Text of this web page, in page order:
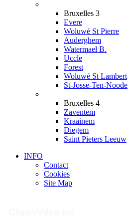
Bruxelles 3
Evere
Woluwé St Pierre
Auderghem
Watermael B.
Uccle
Forest
Woluwé St Lambert
St-Josse-Ten-Noode
Bruxelles 4
Zaventem
Kraainem
Diegem
Saint Pieters Leeuw
INFO
Contact
Cookies
Site Map